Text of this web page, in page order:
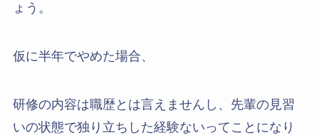
ょう。
仮に半年でやめた場合、
研修の内容は職歴とは言えませんし、先輩の見習
いの状態で独り立ちした経験ないってことになり